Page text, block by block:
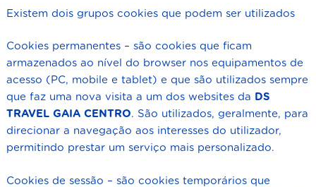
Existem dois grupos cookies que podem ser utilizados
Cookies permanentes – são cookies que ficam
armazenados ao nível do browser nos equipamentos de
acesso (PC, mobile e tablet) e que são utilizados sempre
que faz uma nova visita a um dos websites da DS
TRAVEL GAIA CENTRO. São utilizados, geralmente, para
direcionar a navegação aos interesses do utilizador,
permitindo prestar um serviço mais personalizado.
Cookies de sessão – são cookies temporários que